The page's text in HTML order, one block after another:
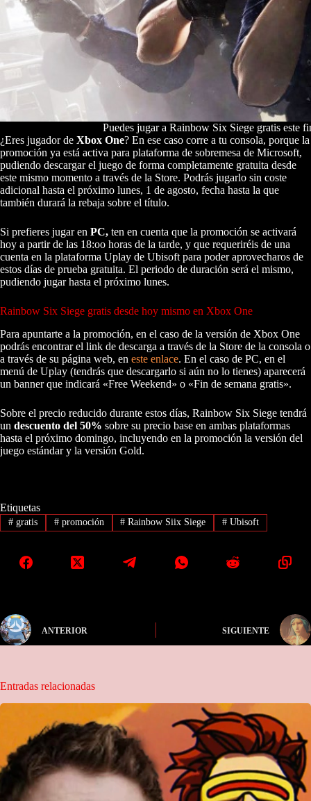
Puedes jugar a Rainbow Six Siege gratis este
¿Eres jugador de Xbox One? En ese caso corre a tu consola, porque la
promoción ya está activa para plataforma de sobremesa de Microsoft,
pudiendo descargar el juego de forma completamente gratuita desde
este mismo momento a través de la Store. Podrás jugarlo sin coste
adicional hasta el próximo lunes, 1 de agosto, fecha hasta la que
también durará la rebaja sobre el título.
Si prefieres jugar en PC, ten en cuenta que la promoción se activará
hoy a partir de las 18:oo horas de la tarde, y que requeriréis de una
cuenta en la plataforma Uplay de Ubisoft para poder aprovecharos de
estos días de prueba gratuita. El periodo de duración será el mismo,
pudiendo jugar hasta el próximo lunes.
Rainbow Six Siege gratis desde hoy mismo en Xbox One
Para apuntarte a la promoción, en el caso de la versión de Xbox One
podrás encontrar el link de descarga a través de la Store de la consola o
a través de su página web, en este enlace. En el caso de PC, en el
menú de Uplay (tendrás que descargarlo si aún no lo tienes) aparecerá
un banner que indicará «Free Weekend» o «Fin de semana gratis».
Sobre el precio reducido durante estos días, Rainbow Six Siege tendrá
un descuento del 50% sobre su precio base en ambas plataformas
hasta el próximo domingo, incluyendo en la promoción la versión del
juego estándar y la versión Gold.
Etiquetas
#gratis #promoción # Rainbow Siix Siege # Ubisoft
ANTERIOR SIGUIENTE
Entradas relacionadas